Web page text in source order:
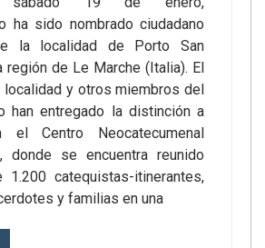
ha sido nombrado ciudadano
la localidad de Porto San
región de Le Marche (Italia). El
localidad y otros miembros del
han entregado la distinción a
el Centro Neocatecumenal
donde se encuentra reunido
catequistas-itinerantes,
y familias en una